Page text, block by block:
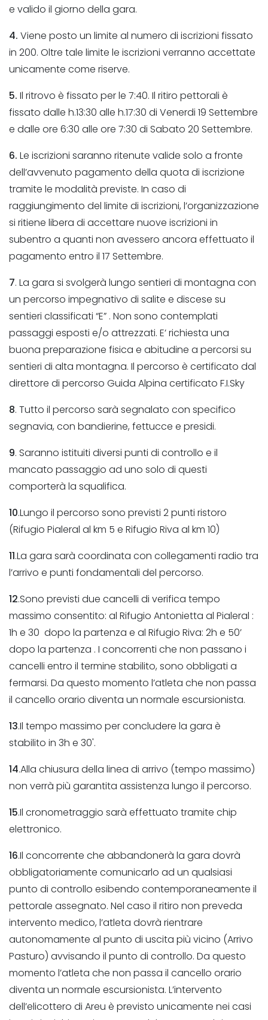
e valido il giorno della gara.
4. Viene posto un limite al numero di iscrizioni fissato
in 200. Oltre tale limite le iscrizioni verranno accettate
unicamente come riserve.
5. Il ritrovo è fissato per le 7:40. Il ritiro pettorali è
fissato dalle h.13:30 alle h.17:30 di Venerdi 19 Settembre
e dalle ore 6:30 alle ore 7:30 di Sabato 20 Settembre.
6. Le iscrizioni saranno ritenute valide solo a fronte
dell’avvenuto pagamento della quota di iscrizione
tramite le modalità previste. In caso di
raggiungimento del limite di iscrizioni, l’organizzazione
si ritiene libera di accettare nuove iscrizioni in
subentro a quanti non avessero ancora effettuato il
pagamento entro il 17 Settembre.
7. La gara si svolgerà lungo sentieri di montagna con
un percorso impegnativo di salite e discese su
sentieri classificati “E” . Non sono contemplati
passaggi esposti e/o attrezzati. E’ richiesta una
buona preparazione fisica e abitudine a percorsi su
sentieri di alta montagna. Il percorso è certificato dal
direttore di percorso Guida Alpina certificato F.I.Sky
8. Tutto il percorso sarà segnalato con specifico
segnavia, con bandierine, fettucce e presidi.
9. Saranno istituiti diversi punti di controllo e il
mancato passaggio ad uno solo di questi
comporterà la squalifica.
10.Lungo il percorso sono previsti 2 punti ristoro
(Rifugio Pialeral al km 5 e Rifugio Riva al km 10)
11.La gara sarà coordinata con collegamenti radio tra
l’arrivo e punti fondamentali del percorso.
12.Sono previsti due cancelli di verifica tempo
massimo consentito: al Rifugio Antonietta al Pialeral :
1h e 30 dopo la partenza e al Rifugio Riva: 2h e 50’
dopo la partenza . I concorrenti che non passano i
cancelli entro il termine stabilito, sono obbligati a
fermarsi. Da questo momento l’atleta che non passa
il cancello orario diventa un normale escursionista.
13.Il tempo massimo per concludere la gara è
stabilito in 3h e 30'.
14.Alla chiusura della linea di arrivo (tempo massimo)
non verrà più garantita assistenza lungo il percorso.
15.Il cronometraggio sarà effettuato tramite chip
elettronico.
16.Il concorrente che abbandonerà la gara dovrà
obbligatoriamente comunicarlo ad un qualsiasi
punto di controllo esibendo contemporaneamente il
pettorale assegnato. Nel caso il ritiro non preveda
intervento medico, l’atleta dovrà rientrare
autonomamente al punto di uscita più vicino (Arrivo
Pasturo) avvisando il punto di controllo. Da questo
momento l’atleta che non passa il cancello orario
diventa un normale escursionista. L’intervento
dell’elicottero di Areu è previsto unicamente nei casi